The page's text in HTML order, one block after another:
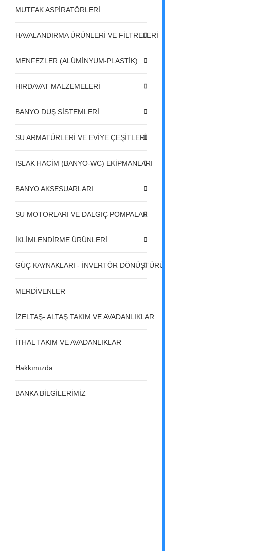
MUTFAK ASPİRATÖRLERİ
HAVALANDIRMA ÜRÜNLERİ VE FİLTRELERİ
MENFEZLER (ALÜMİNYUM-PLASTİK)
HIRDAVAT MALZEMELERİ
BANYO DUŞ SİSTEMLERİ
SU ARMATÜRLERİ VE EVİYE ÇEŞİTLERİ
ISLAK HACİM (BANYO-WC) EKİPMANLARI
BANYO AKSESUARLARI
SU MOTORLARI VE DALGIÇ POMPALAR
İKLİMLENDİRME ÜRÜNLERİ
GÜÇ KAYNAKLARI - İNVERTÖR DÖNÜŞTÜRÜCÜLER - REGÜLATÖRLER
MERDİVENLER
İZELTAŞ- ALTAŞ TAKIM VE AVADANLIKLAR
İTHAL TAKIM VE AVADANLIKLAR
Hakkımızda
BANKA BİLGİLERİMİZ